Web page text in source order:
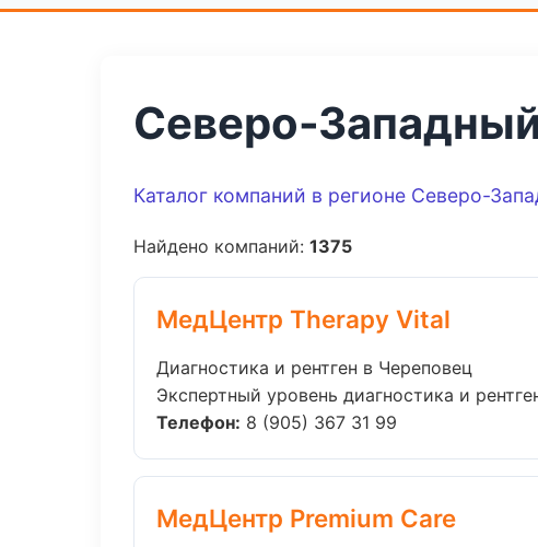
Северо-
Каталог компаний в регионе Северо-
Найдено компаний: 1375
МедЦентр Therapy Vital
Диагностика и рентген в Череповец
Экспертный уровень диагностика и
Телефон: 8 (905) 367 31 99
МедЦентр Premium Care